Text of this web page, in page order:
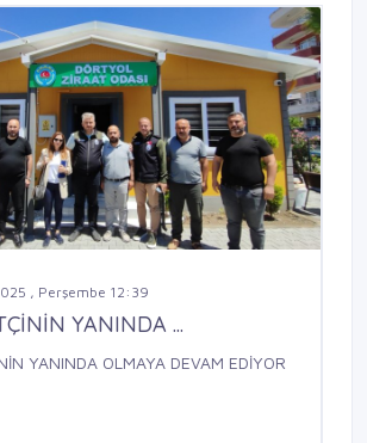
, Perşembe 12:39
YANINDA ...
YANINDA OLMAYA DEVAM EDİYOR